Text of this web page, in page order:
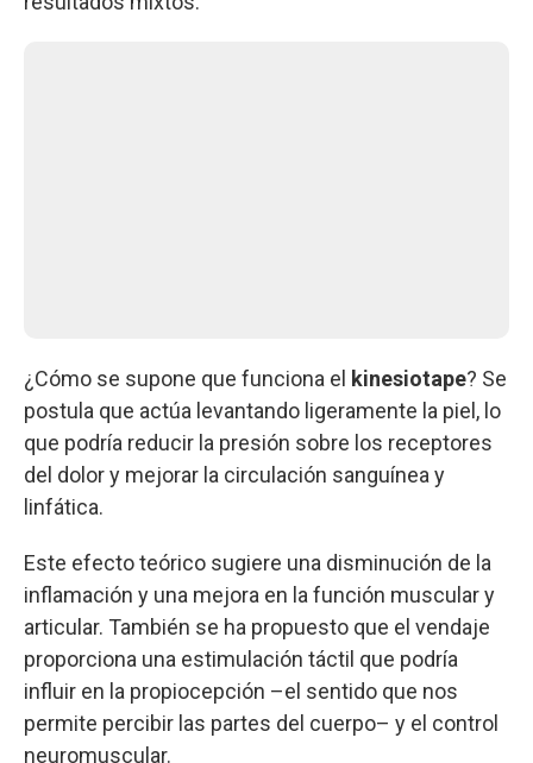
¿Cómo se supone que funciona el kinesiotape? Se
postula que actúa levantando ligeramente la piel, lo
que podría reducir la presión sobre los receptores
del dolor y mejorar la circulación sanguínea y
linfática.
Este efecto teórico sugiere una disminución de la
inflamación y una mejora en la función muscular y
articular. También se ha propuesto que el vendaje
proporciona una estimulación táctil que podría
influir en la propiocepción –el sentido que nos
permite percibir las partes del cuerpo– y el control
neuromuscular.